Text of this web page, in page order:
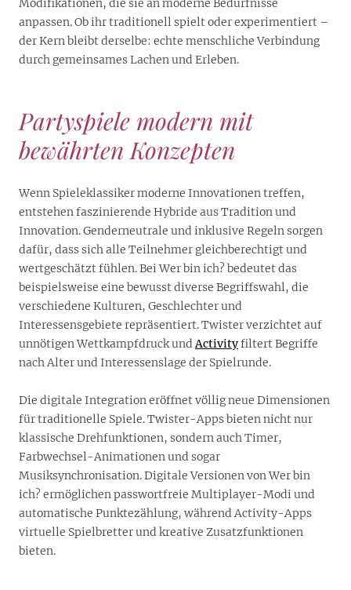
Modifikationen, die sie an moderne Bedürfnisse
anpassen. Ob ihr traditionell spielt oder experimentiert –
der Kern bleibt derselbe: echte menschliche Verbindung
durch gemeinsames Lachen und Erleben.
Partyspiele modern mit
bewährten Konzepten
Wenn Spieleklassiker moderne Innovationen treffen,
entstehen faszinierende Hybride aus Tradition und
Innovation. Genderneutrale und inklusive Regeln sorgen
dafür, dass sich alle Teilnehmer gleichberechtigt und
wertgeschätzt fühlen. Bei Wer bin ich? bedeutet das
beispielsweise eine bewusst diverse Begriffswahl, die
verschiedene Kulturen, Geschlechter und
Interessensgebiete repräsentiert. Twister verzichtet auf
unnötigen Wettkampfdruck undActivityfiltert Begriffe
nach Alter und Interessenslage der Spielrunde.
Die digitale Integration eröffnet völlig neue Dimensionen
für traditionelle Spiele. Twister-Apps bieten nicht nur
klassische Drehfunktionen, sondern auch Timer,
Farbwechsel-Animationen und sogar
Musiksynchronisation. Digitale Versionen von Wer bin
ich? ermöglichen passwortfreie Multiplayer-Modi und
automatische Punktezählung, während Activity-Apps
virtuelle Spielbretter und kreative Zusatzfunktionen
bieten.